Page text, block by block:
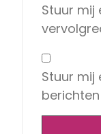
Stuur mij
Stuur mij
berichten